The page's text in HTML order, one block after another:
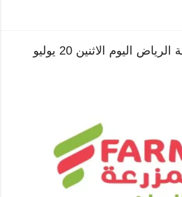
عروض المزرعة الرياض اليوم الاثنين 20 يوليو